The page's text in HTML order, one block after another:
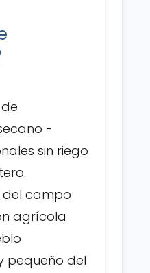
-
sin riego
del campo
agrícola
pequeño del